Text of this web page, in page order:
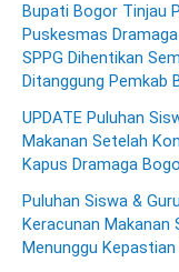
Bupati Bogor Tinjau
Puskesmas
SPPG Dihentikan
Ditanggung Pemkab
UPDATE Puluhan
Makanan Setelah
Kapus Dramaga
Puluhan Siswa &
Keracunan Makanan
Menunggu